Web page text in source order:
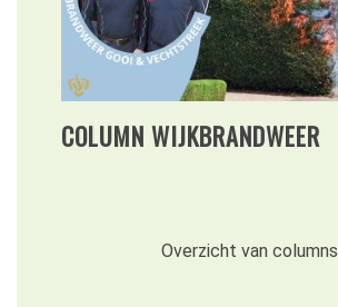
COLUMN WIJKBRANDWEER
Overzicht van columns